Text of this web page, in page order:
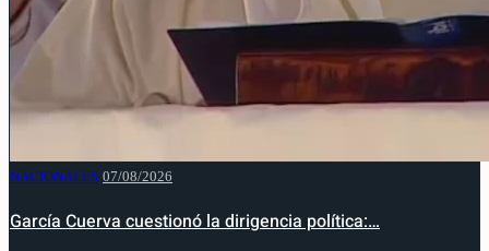
NACIONALES 07/08/2026
García Cuerva cuestionó la dirigencia política:…